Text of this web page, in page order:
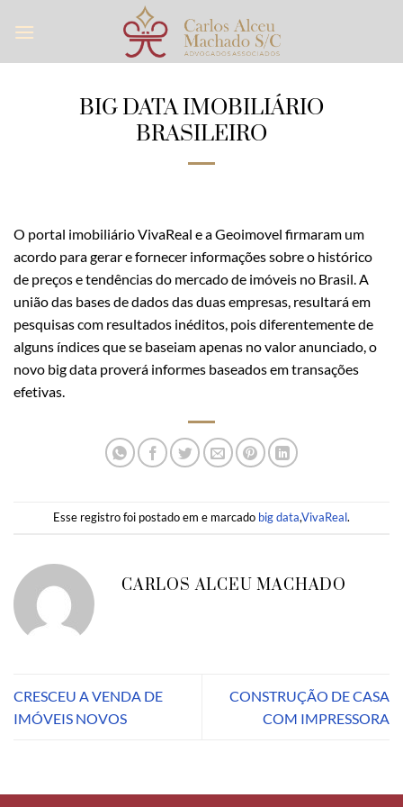
BIG DATA IMOBILIÁRIO
BRASILEIRO
O portal imobiliário VivaReal e a Geoimovel firmaram um
acordo para gerar e fornecer informações sobre o histórico
de preços e tendências do mercado de imóveis no Brasil. A
união das bases de dados das duas empresas, resultará em
pesquisas com resultados inéditos, pois diferentemente de
alguns índices que se baseiam apenas no valor anunciado, o
novo big data proverá informes baseados em transações
efetivas.
Esse registro foi postado em e marcado big data,VivaReal.
CARLOS ALCEU MACHADO
CRESCEU A VENDA DE
IMÓVEIS NOVOS
CONSTRUÇÃO DE CASA
COM IMPRESSORA